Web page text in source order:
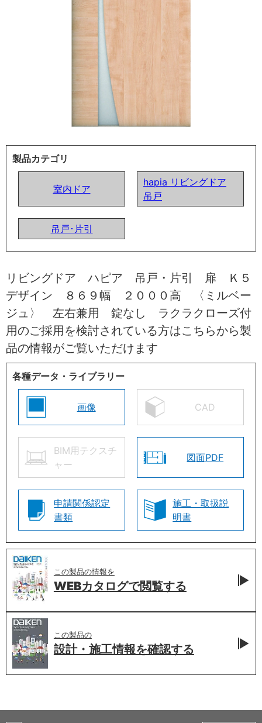
製品カテゴリ
室内ドア
hapia リビングドア
吊戸
吊戸･片引
リビングドア ハピア 吊戸・片引 扉 Ｋ５
デザイン ８６９幅 ２０００高 〈ミルベー
ジュ〉 左右兼用 錠なし ラクラクローズ付
用のご採用を検討されている方はこちらから製
品の情報がご覧いただけます
各種データ・ライブラリー
画像 CAD
BIM用テクスチ
ャー
図面PDF
申請関係認定
書類
施工・取扱説
明書
この製品の情報を
WEBカタログで閲覧する
この製品の
設計・施工情報を確認する